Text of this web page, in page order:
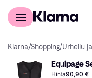
Kuluttajille
Klarna/Shopping/Urheilu
Equipage
Hinta90,90 €